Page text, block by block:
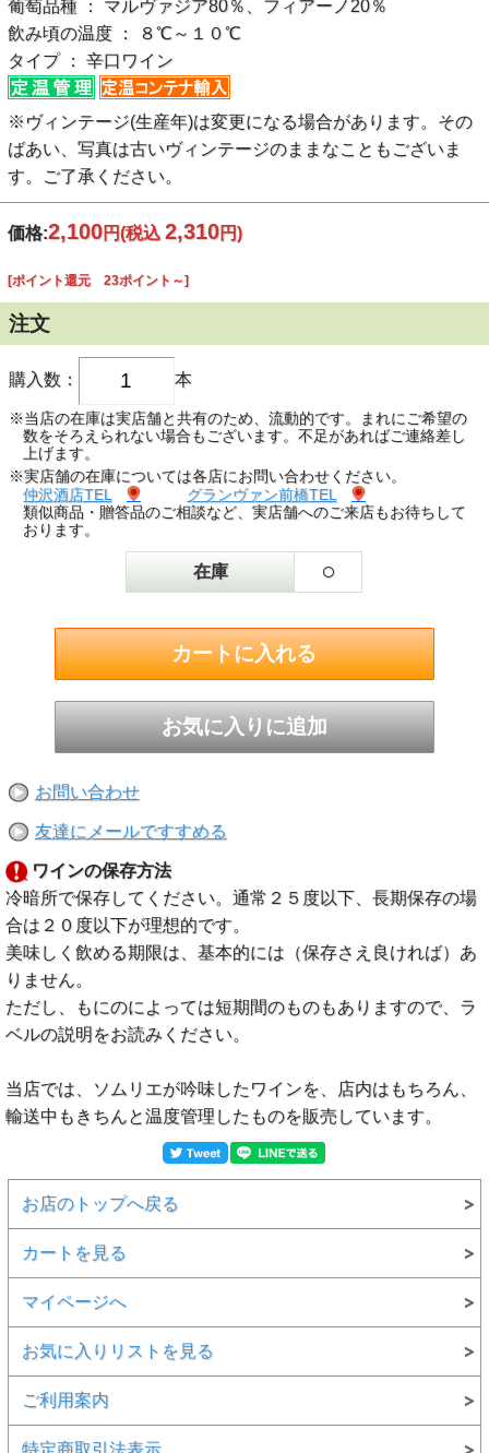
葡萄品種 ： マルヴァジア80％、フィアーノ20％
飲み頃の温度 ： ８℃～１０℃
タイプ ： 辛口ワイン
※ヴィンテージ(生産年)は変更になる場合があります。その
ばあい、写真は古いヴィンテージのままなこともございま
す。ご了承ください。
価格:2,100円(税込 2,310円)
[ポイント還元 23ポイント～]
注文
購入数： 本
※当店の在庫は実店舗と共有のため、流動的です。まれにご希望の
数をそろえられない場合もございます。不足があればご連絡差し
上げます。
※実店舗の在庫については各店にお問い合わせください。
仲沢酒店TEL
グランヴァン前橋TEL
類似商品・贈答品のご相談など、実店舗へのご来店もお待ちして
おります。
在庫 ○
お問い合わせ
友達にメールですすめる
ワインの保存方法
冷暗所で保存してください。通常２５度以下、長期保存の場
合は２０度以下が理想的です。
美味しく飲める期限は、基本的には（保存さえ良ければ）あ
りません。
ただし、もにのによっては短期間のものもありますので、ラ
ベルの説明をお読みください。
当店では、ソムリエが吟味したワインを、店内はもちろん、
輸送中もきちんと温度管理したものを販売しています。
お店のトップへ戻る
カートを見る
マイページへ
お気に入りリストを見る
ご利用案内
特定商取引法表示